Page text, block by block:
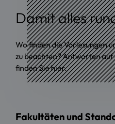
Damit alles
Wo finden die Vorlesungen
zu beachten? Antworten
finden Sie hier.
Fakultäten und